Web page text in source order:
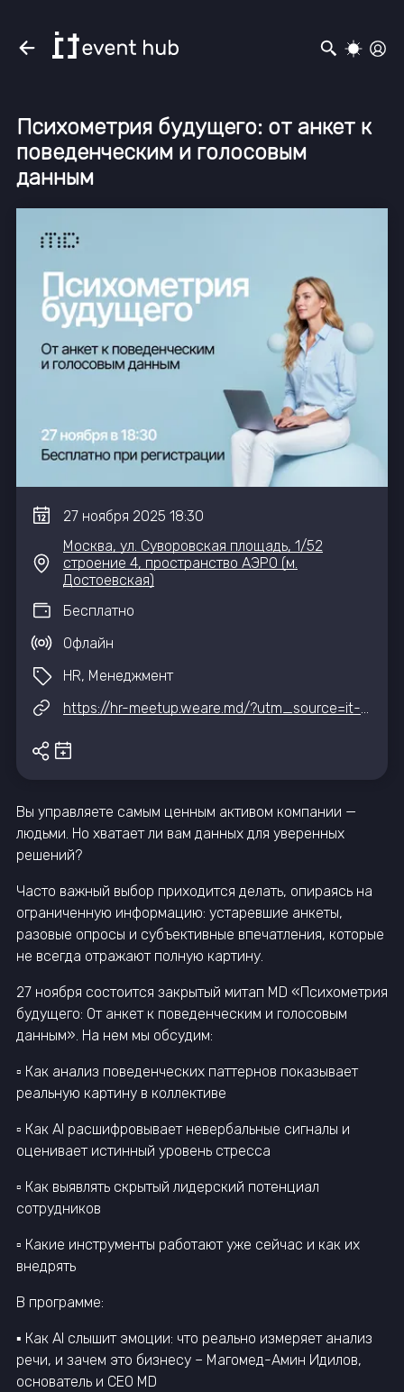
Психометрия будущего: от анкет к
поведенческим и голосовым
данным
27 ноября 2025 18:30
Москва, ул. Суворовская площадь, 1/52
строение 4, пространство АЭРО (м.
Достоевская)
Бесплатно
Офлайн
HR, Менеджмент
Вы управляете самым ценным активом компании —
людьми. Но хватает ли вам данных для уверенных
решений?
Часто важный выбор приходится делать, опираясь на
ограниченную информацию: устаревшие анкеты,
разовые опросы и субъективные впечатления, которые
не всегда отражают полную картину.
27 ноября состоится закрытый митап MD «Психометрия
будущего: От анкет к поведенческим и голосовым
данным». На нем мы обсудим:
▫️ Как анализ поведенческих паттернов показывает
реальную картину в коллективе
▫️ Как AI расшифровывает невербальные сигналы и
оценивает истинный уровень стресса
▫️ Как выявлять скрытый лидерский потенциал
сотрудников
▫️ Какие инструменты работают уже сейчас и как их
внедрять
В программе:
▪️ Как AI слышит эмоции: что реально измеряет анализ
речи, и зачем это бизнесу – Магомед-Амин Идилов,
основатель и СЕО MD